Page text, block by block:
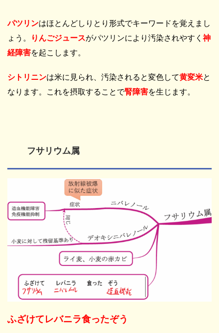
パツリンはほとんどしりとり形式でキーワードを覚えまし
ょう。
りんごジュースがパツリンにより汚染されやすく神
経障害を起こします。
シトリニンは米に見られ、汚染されると変色して黄変米と
なります。これを摂取することで腎障害を生じます。
フサリウム属
ふざけてレバニラ食ったぞう